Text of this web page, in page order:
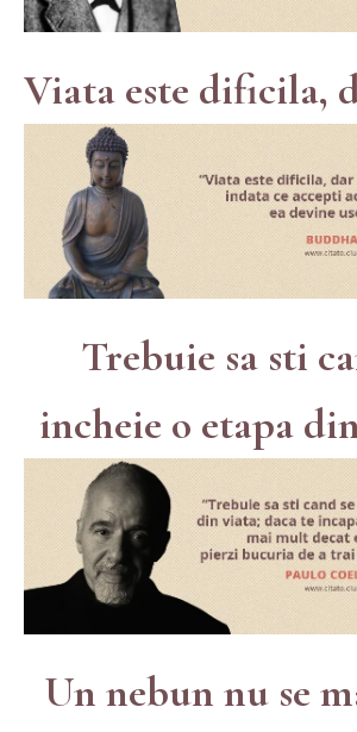
Viata este dificila,
Trebuie sa sti
incheie o etapa
Un nebun nu se